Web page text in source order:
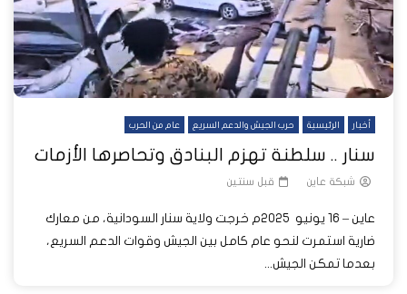
أخبار الرئيسية حرب الجيش والدعم السريع عام من الحرب
سنار .. سلطنة تهزم البنادق وتحاصرها الأزمات
شبكة عاين قبل سنتين
عاين – 16 يونيو 2025م خرجت ولاية سنار السودانية، من معارك
ضارية استمرت لنحو عام كامل بين الجيش وقوات الدعم السريع،
بعدما تمكن الجيش...